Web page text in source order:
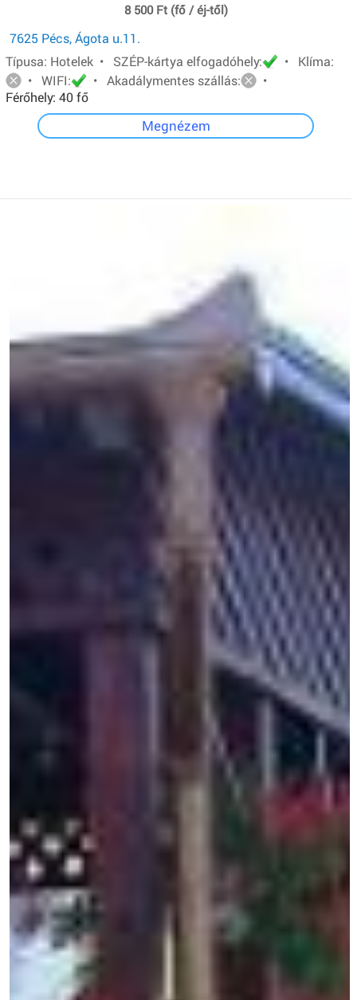
8 500 Ft (fő / éj-től)
7625 Pécs, Ágota u.11.
Típusa: Hotelek • SZÉP-kártya elfogadóhely:
• Klíma:
• WIFI:
• Akadálymentes szállás:
•
Férőhely: 40 fő
Megnézem